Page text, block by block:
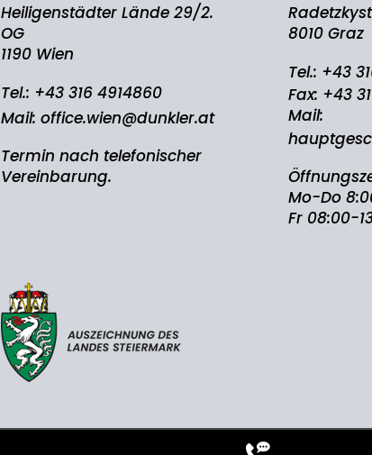
Heiligenstädter Lände 29/2.
OG
1190 Wien
Tel.: +43 316 4914860
Mail:office.wien@dunkler.at
Termin nach telefonischer
Vereinbarung.
8010 Graz
Tel.: +43
Fax: +43
Mail:
Mo-Do
Fr 08:00-